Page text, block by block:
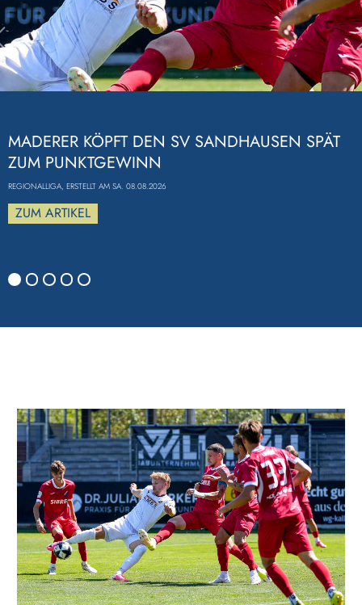
MADERER KÖPFT DEN SV SANDHAUSEN SPÄT
ZUM PUNKTGEWINN
REGIONALLIGA, ERSTELLT AM SA. 08.08.2026
ZUM ARTIKEL